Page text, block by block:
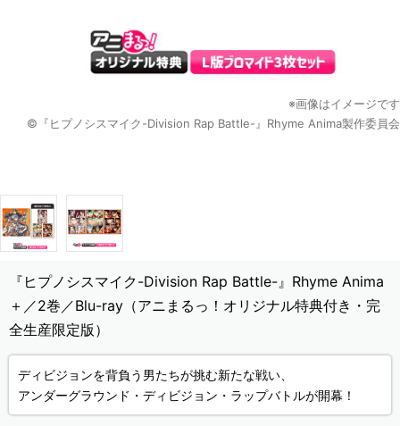
※画像はイメージです
©『ヒプノシスマイク-Division Rap Battle-』Rhyme Anima製作委員会
『ヒプノシスマイク-Division Rap Battle-』Rhyme Anima
＋／2巻／Blu-ray（アニまるっ！オリジナル特典付き・完
全生産限定版）
ディビジョンを背負う男たちが挑む新たな戦い、
アンダーグラウンド・ディビジョン・ラップバトルが開幕！